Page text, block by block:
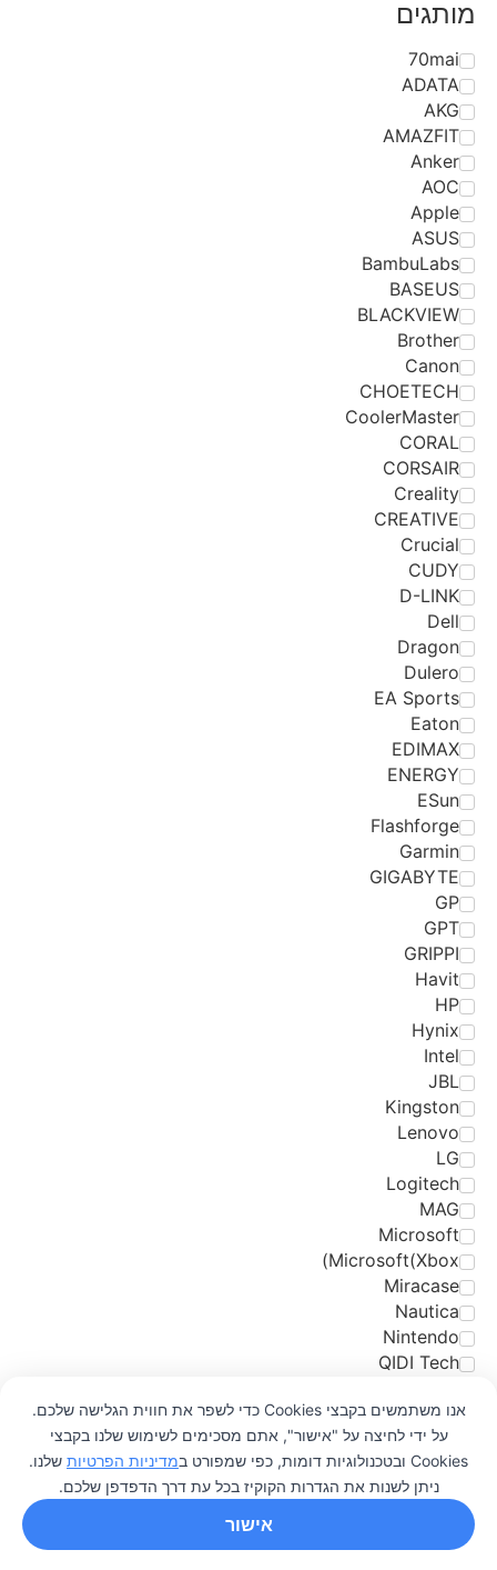
0
מותגים
70mai
ADATA
AKG
AMAZFIT
Anker
AOC
Apple
ASUS
BambuLabs
BASEUS
BLACKVIEW
Brother
Canon
CHOETECH
CoolerMaster
CORAL
CORSAIR
Creality
CREATIVE
Crucial
CUDY
D-LINK
Dell
Dragon
Dulero
EA Sports
Eaton
EDIMAX
ENERGY
ESun
Flashforge
Garmin
GIGABYTE
GP
GPT
GRIPPI
Havit
HP
Hynix
Intel
JBL
Kingston
Lenovo
LG
Logitech
MAG
Microsoft
Microsoft(Xbox)
Miracase
Nautica
Nintendo
QIDI Tech
RAZER
Samsung
SanDisk
Seagate
אנו משתמשים בקבצי Cookies כדי לשפר את חווית הגלישה שלכם.
על ידי לחיצה על "אישור", אתם מסכימים לשימוש שלנו בקבצי
Cookies ובטכנולוגיות דומות, כפי שמפורט ב
מדיניות הפרטיות שלנו.
ניתן לשנות את הגדרות הקוקיז בכל עת דרך הדפדפן שלכם.
אישור